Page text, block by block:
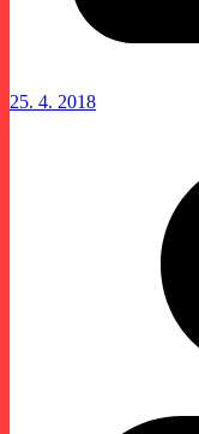
25. 4. 2018